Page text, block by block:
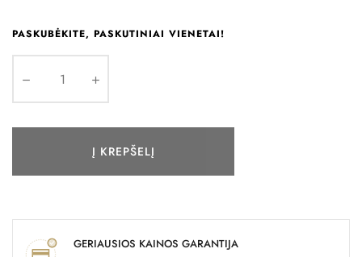
PASKUBĖKITE, PASKUTINIAI VIENETAI!
Į KREPŠELĮ
GERIAUSIOS KAINOS GARANTIJA